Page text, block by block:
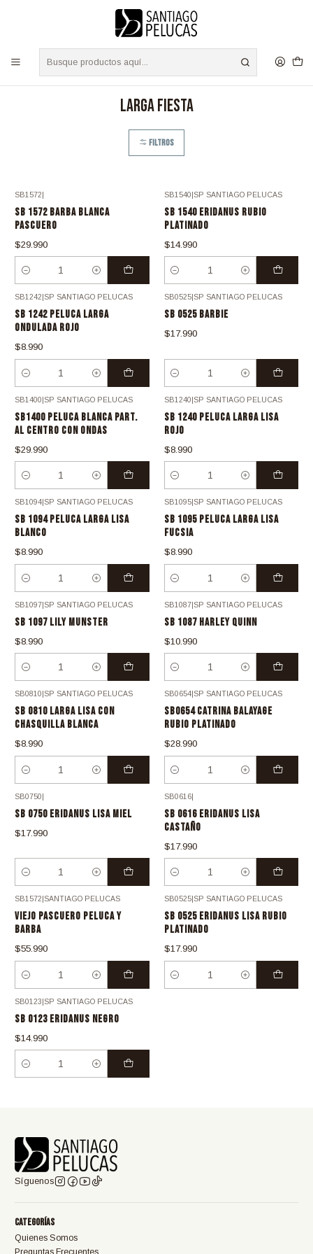
Envíos a TODO Chile - Despacho Express RM 24 Hrs.
Inicio FIESTA PELUCAS FIESTA
Larga Fiesta
Filtros
SB1572|
SB 1572 BARBA BLANCA
PASCUERO
$29.990
Cantidad
SB1540|SP SANTIAGO PELUCAS
SB 1540 ERIDANUS RUBIO
PLATINADO
$14.990
Cantidad
SB1242 SP SANTIAGO PELUCAS
SB 1242 PELUCA LARGA
ONDULADA ROJO
$8.990
Cantidad
SB0525| SP SANTIAGO PELUCAS
SB 0525 BARBIE
$17.990
Cantidad
SB1400|SP SANTIAGO PELUCAS
SB1400 PELUCA BLANCA PART.
AL CENTRO CON ONDAS
$29.990
Cantidad
SB1240|SP SANTIAGO PELUCAS
SB 1240 PELUCA LARGA LISA
ROJO
$8.990
Cantidad
SB1094 SP SANTIAGO PELUCAS
SB 1094 PELUCA LARGA LISA
BLANCO
$8.990
Cantidad
SB1095| SP SANTIAGO PELUCAS
SB 1095 PELUCA LARGA LISA
FUCSIA
$8.990
Cantidad
SB1097|SP SANTIAGO PELUCAS
SB 1097 LILY MUNSTER
$8.990
Cantidad
SB1087|SP SANTIAGO PELUCAS
SB 1087 HARLEY QUINN
$10.990
Cantidad
SB0810 SP SANTIAGO PELUCAS
SB 0810 LARGA LISA CON
CHASQUILLA BLANCA
$8.990
Cantidad
SB0654| SP SANTIAGO PELUCAS
SB0654 CATRINA BALAYAGE
RUBIO PLATINADO
$28.990
Cantidad
SB0750|
SB 0750 ERIDANUS LISA MIEL
$17.990
Cantidad
SB0616|
SB 0616 ERIDANUS LISA
CASTAÑO
$17.990
Cantidad
SB1572 SANTIAGO PELUCAS
VIEJO PASCUERO PELUCA Y
BARBA
$55.990
Cantidad
SB0525| SP SANTIAGO PELUCAS
SB 0525 ERIDANUS LISA RUBIO
PLATINADO
$17.990
Cantidad
SB0123|SP SANTIAGO PELUCAS
SB 0123 ERIDANUS NEGRO
$14.990
Cantidad
Síguenos
Categorías
Quienes Somos